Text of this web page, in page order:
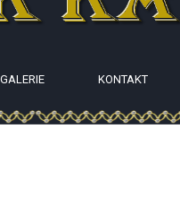
KONTAKT